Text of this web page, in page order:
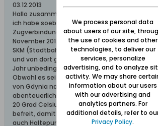
03.12.2013
Hallo zusammen,
ich habe soeben festgestellt, dass es z. Zt.
Zugverbindung nach Hel gibt (das war auch
November 2012). Von Zoppot kommt man
SKM (Stadtbahn) bis nach Reda (ohne
und von dort geht es mit dem Bus bis nach
Jahr unbedingt nach Hel wollen, wird das mal
Obwohl es seit einigen Jahren ganz moderne
von Gdynia nach Hel fuhren, war die
abenteuerlich, besonders im Winter bei
20 Grad Celsius wurden die Gleise von Hand
befreit, damit es weiter ging. Eingeprägt
auch Haltepunkte mitten in der "Pampa", also
We process personal data
about users of our site,
the use of cookies and other
technologies, to deliver our
services, personalize
advertising, and to analyze
activity. We may share
information about our users
with our advertising and
analytics partners. For
additional details, refer to
Privacy Policy.